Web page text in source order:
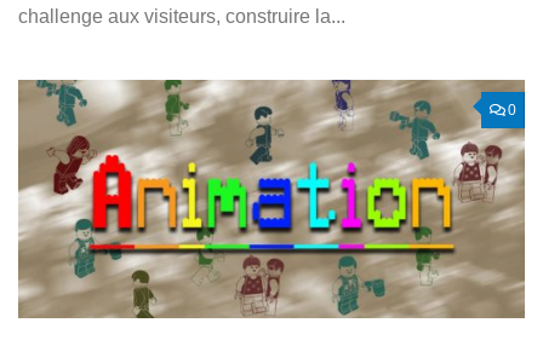
challenge aux visiteurs, construire la...
0